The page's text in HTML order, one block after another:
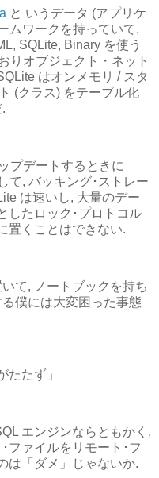
と いうデータ (アプリケ
ムワークを持っていて,
SQLite, Binary を使う
りオブジェクト・ネット
はオンメモリ / スタ
(クラス) をテーブル化
プデートするときに
て, バッキング･ストレー
は速いし, 大量のデー
したロック･プロトコル
置くことはできない.
て, ノートブックを持ち
僕には大変困った事態
たたず」
エンジンならともかく,
ファイルをリモート･フ
は「ダメ」じゃないか.